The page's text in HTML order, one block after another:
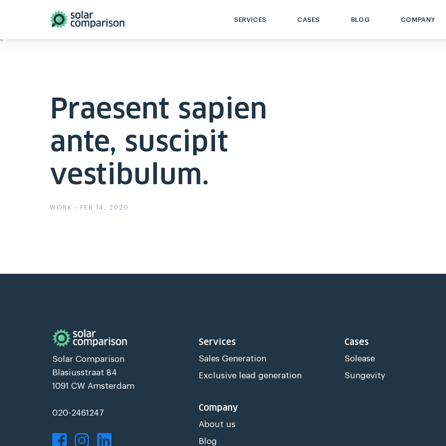
SERVICES CASES BLOG COMPANY
?>
Praesent sapien
ante, suscipit
vestibulum.
WORK - FEB 14, 2020
Solar Comparison
Blasiusstraat 84
1091 CW Amsterdam
020-2461247
Services
Sales Generation
Exclusive lead generation
Company
About us
Blog
Cases
Solease
Sungevity